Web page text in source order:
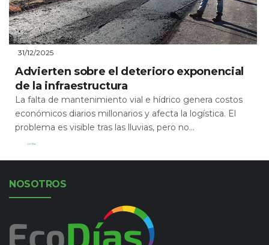
31/12/2025
Advierten sobre el deterioro exponencial
de la infraestructura
La falta de mantenimiento vial e hídrico genera costos
económicos diarios millonarios y afecta la logística. El
problema es visible tras las lluvias, pero no...
Leer Más
NOSOTROS